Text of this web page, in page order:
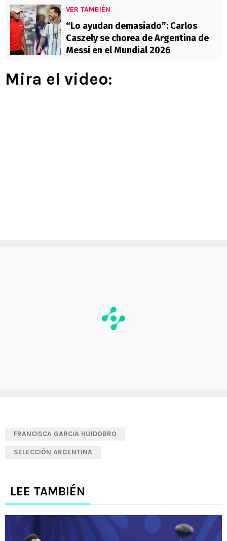
VER TAMBIÉN
“Lo ayudan demasiado”: Carlos
Caszely se chorea de Argentina de
Messi en el Mundial 2026
Mira el video:
FRANCISCA GARCIA HUIDOBRO
SELECCIÓN ARGENTINA
LEE TAMBIÉN